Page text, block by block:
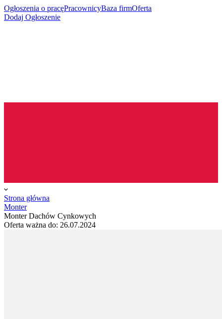
Ogłoszenia o pracęPracownicyBaza firmOferta
Dodaj Ogłoszenie
Strona główna
Monter
Monter Dachów Cynkowych
Oferta ważna do: 26.07.2024